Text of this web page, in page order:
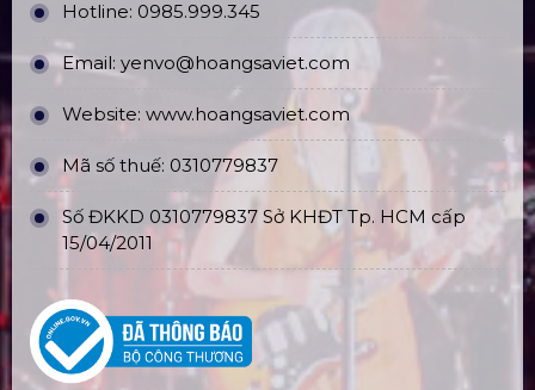
Hotline: 0985.999.345
Email: yenvo@hoangsaviet.com
Website: www.hoangsaviet.com
Mã số thuế: 0310779837
Số ĐKKD 0310779837 Sở KHĐT Tp. HCM cấp
15/04/2011